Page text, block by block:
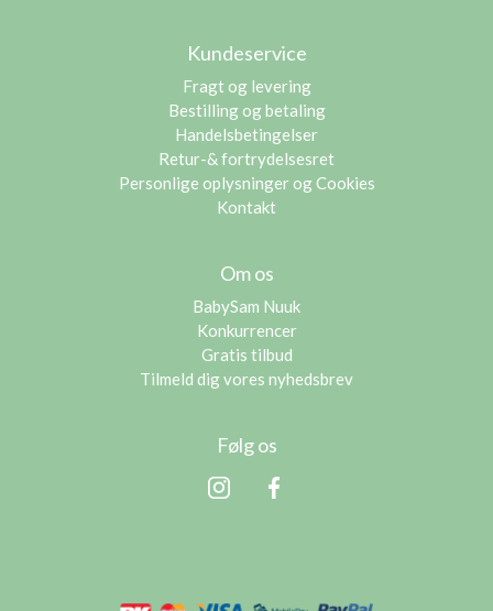
Kundeservice
Fragt og levering
Bestilling og betaling
Handelsbetingelser
Retur-& fortrydelsesret
Personlige oplysninger og Cookies
Kontakt
Om os
BabySam Nuuk
Konkurrencer
Gratis tilbud
Tilmeld dig vores nyhedsbrev
Følg os